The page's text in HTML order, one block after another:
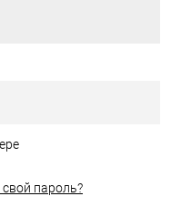
пароль?